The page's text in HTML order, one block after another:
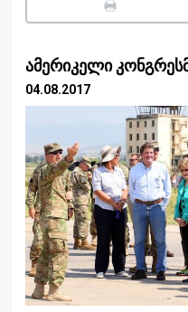
ამერიკელი
04.08.2017